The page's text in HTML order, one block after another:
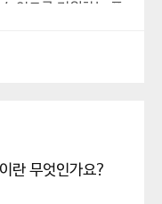
있도록 지원하는 플
응 정책을 업그레이
무엇인가요?